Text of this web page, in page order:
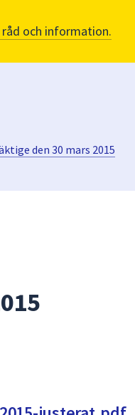
råd och information.
den 30 mars 2015